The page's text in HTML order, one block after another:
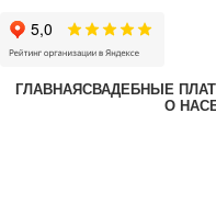
ГЛАВНАЯСВАДЕБНЫЕ
О НАС